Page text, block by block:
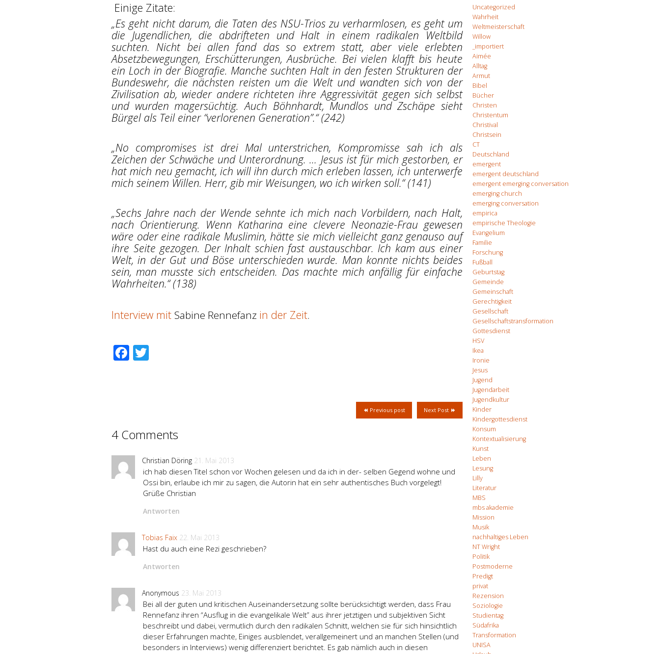
Einige Zitate:
„Es geht nicht darum, die Taten des NSU-Trios zu verharmlosen, es geht um
die Jugendlichen, die abdrifteten und Halt in einem radikalen Weltbild
suchten. Nicht bei allen fand das so extrem statt, aber viele erlebten
Absetzbewegungen, Erschütterungen, Ausbrüche. Bei vielen klafft bis heute
ein Loch in der Biografie. Manche suchten Halt in den festen Strukturen der
Bundeswehr, die nächsten reisten um die Welt und wandten sich von der
Zivilisation ab, wieder andere richteten ihre Aggressivität gegen sich selbst
und wurden magersüchtig. Auch Böhnhardt, Mundlos und Zschäpe sieht
Bürgel als Teil einer “verlorenen Generation”.“ (242)
„No compromises ist drei Mal unterstrichen, Kompromisse sah ich als
Zeichen der Schwäche und Unterordnung. … Jesus ist für mich gestorben, er
hat mich neu gemacht, ich will ihn durch mich erleben lassen, ich unterwerfe
mich seinem Willen. Herr, gib mir Weisungen, wo ich wirken soll.“ (141)
„Sechs Jahre nach der Wende sehnte ich mich nach Vorbildern, nach Halt,
nach Orientierung. Wenn Katharina eine clevere Neonazie-Frau gewesen
wäre oder eine radikale Muslimin, hätte sie mich vielleicht ganz genauso auf
ihre Seite gezogen. Der Inhalt schien fast austauschbar. Ich kam aus einer
Welt, in der Gut und Böse unterschieden wurde. Man konnte nichts beides
sein, man musste sich entscheiden. Das machte mich anfällig für einfache
Wahrheiten.“ (138)
Interview mit Sabine Rennefanz in der Zeit.
Facebook
Next Post
Previous post
4 Comments
Christian Döring 21. Mai 2013
ich hab diesen Titel schon vor Wochen gelesen und da ich in der- selben Gegend wohne und
Ossi bin, erlaube ich mir zu sagen, die Autorin hat ein sehr authentisches Buch vorgelegt!
Grüße Christian
Antworten
Tobias Faix 22. Mai 2013
Hast du auch eine Rezi geschrieben?
Antworten
Anonymous 23. Mai 2013
Bei all der guten und kritischen Auseinandersetzung sollte berücksichtigt werden, dass Frau
Rennefanz ihren “Ausflug in die evangelikale Welt” aus ihrer jetztigen und subjektiven Sicht
beschreibt und dabei, vermutlich durch den radikalen Schnitt, welchen sie für sich hinsichtlich
dieser Erfahrungen machte, Einiges ausblendet, verallgemeinert und an manchen Stellen (und
besonders in Interviews) wenig differenziert berichtet. Es gab nämlich auch in diesen
Uncategorized
Wahrheit
Weltmeisterschaft
Willow
_importiert
Aimée
Alltag
Armut
Bibel
Bücher
Christen
Christentum
Christival
Christsein
CT
Deutschland
emergent
emergent deutschland
emergent emerging conversation
emerging church
emerging conversation
empirica
empirische Theologie
Evangelium
Familie
Forschung
Fußball
Geburtstag
Gemeinde
Gemeinschaft
Gerechtigkeit
Gesellschaft
Gesellschaftstransformation
Gottesdienst
HSV
Ikea
Ironie
Jesus
Jugend
Jugendarbeit
Jugendkultur
Kinder
Kindergottesdienst
Konsum
Kontextualisierung
Kunst
Leben
Lesung
Lilly
Literatur
MBS
mbs akademie
Mission
Musik
nachhaltiges Leben
NT Wright
Politik
Postmoderne
Predigt
privat
Rezension
Soziologie
Studientag
Südafrika
Transformation
UNISA